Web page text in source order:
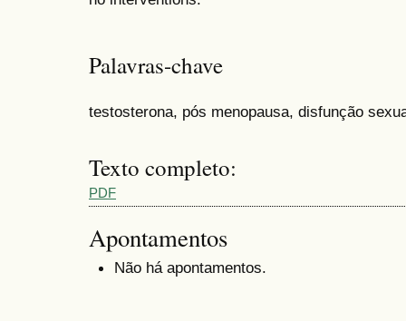
Palavras-chave
testosterona, pós menopausa, disfunção
Texto completo:
PDF
Apontamentos
Não há apontamentos.